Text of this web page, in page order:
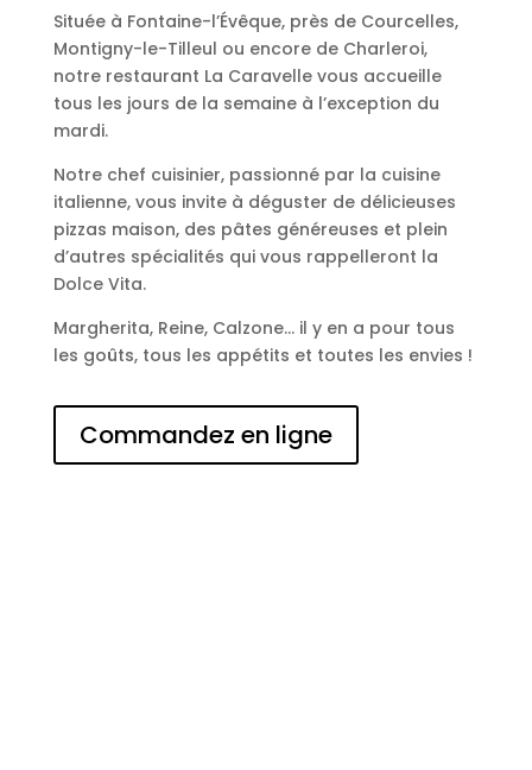
Située à Fontaine-l’Évêque, près de Courcelles,
Montigny-le-Tilleul ou encore de Charleroi,
notre restaurant La Caravelle vous accueille
tous les jours de la semaine à l’exception du
mardi.
Notre chef cuisinier, passionné par la cuisine
italienne, vous invite à déguster de délicieuses
pizzas maison, des pâtes généreuses et plein
d’autres spécialités qui vous rappelleront la
Dolce Vita.
Margherita, Reine, Calzone… il y en a pour tous
les goûts, tous les appétits et toutes les envies !
Commandez en ligne